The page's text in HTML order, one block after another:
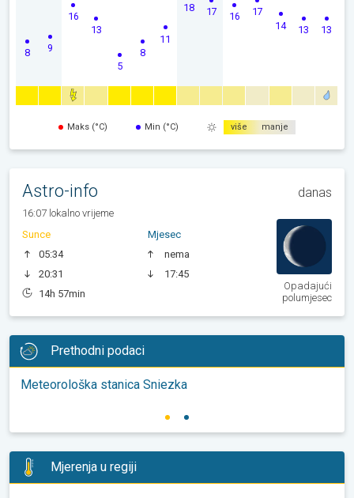
8 9
16
13
5
8
11
18 17 16 17
14 13 13
Maks (°C) Min (°C) više manje
Astro-info danas
16:07 lokalno vrijeme
Sunce
05:34
20:31
14h 57min
Mjesec
nema
17:45
Opadajući
polumjesec
Prethodni podaci
Meteorološka stanica Sniezka
Mjerenja u regiji